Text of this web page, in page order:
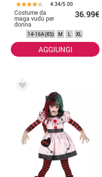
4.34/5.00
Costume da
maga vudù per
donna
36.99€
14-16A (XS) M L XL
AGGIUNGI